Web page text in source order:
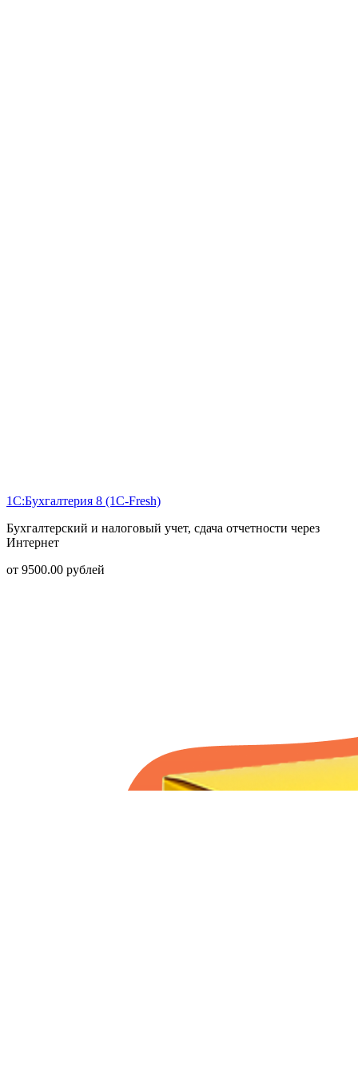
1С:Бухгалтерия 8 (1С-Fresh)
Бухгалтерский и налоговый учет, сдача отчетности через
Интернет
от 9500.00 рублей